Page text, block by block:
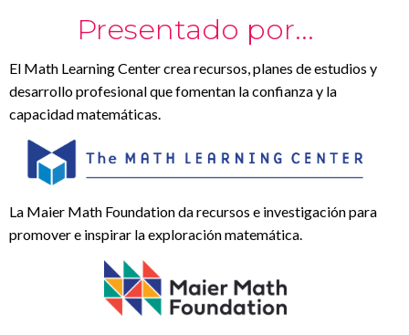
Presentado por...
El Math Learning Center crea recursos, planes de estudios y
desarrollo profesional que fomentan la confianza y la
capacidad matemáticas.
La Maier Math Foundation da recursos e investigación para
promover e inspirar la exploración matemática.